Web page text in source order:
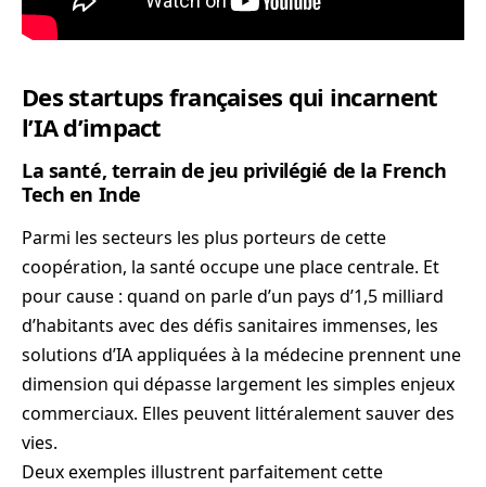
Des startups françaises qui incarnent
l’IA d’impact
La santé, terrain de jeu privilégié de la French
Tech en Inde
Parmi les secteurs les plus porteurs de cette
coopération, la santé occupe une place centrale. Et
pour cause : quand on parle d’un pays d’1,5 milliard
d’habitants avec des défis sanitaires immenses, les
solutions d’IA appliquées à la médecine prennent une
dimension qui dépasse largement les simples enjeux
commerciaux. Elles peuvent littéralement sauver des
vies.
Deux exemples illustrent parfaitement cette